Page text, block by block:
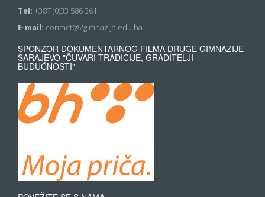
Tel: +387 (0)33 586 361
E-mail: contact@2gimnazija.edu.ba
SPONZOR DOKUMENTARNOG FILMA DRUGE GIMNAZIJE
SARAJEVO "ČUVARI TRADICIJE, GRADITELJI
BUDUĆNOSTI"